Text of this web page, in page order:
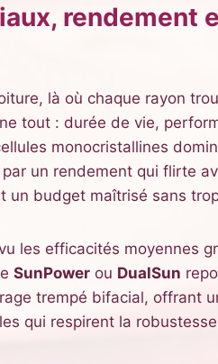
rendement
là où chaque rayon
tout : durée de vie,
monocristallines
un rendement qui flirte
un budget maîtrisé sans
les efficacités moyennes
SunPower ou DualSun
trempé bifacial, offrant
qui respirent la